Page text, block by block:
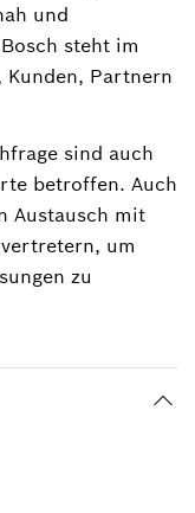
und
steht im
Partnern
sind auch
betroffen. Auch
Austausch mit
um
zu